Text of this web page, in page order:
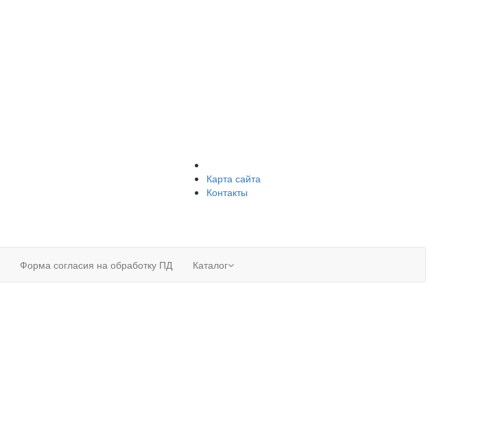
Карта сайта
Контакты
Форма согласия на обработку ПД Каталог